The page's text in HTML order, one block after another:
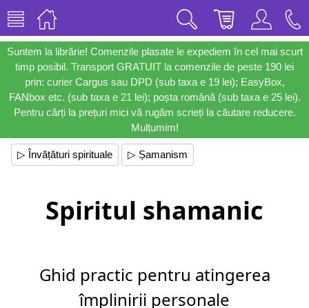
Suntem la librărie! Comenzile plasate le expediem în cel mai scurt
timp posibil. Transport GRATUIT la comenzile de peste 190 lei
prin: curier Cargus sau DPD (sub taxa e 19 lei); EasyBox,
FANbox etc. (sub taxa e 21 lei); poșta română (sub taxa e 25 lei).
Pentru cărți la prețuri mici vă rugăm scrieți la căutare reducere.
Mulțumim!
▷ Învățături spirituale ▷ Șamanism
Spiritul shamanic
Ghid practic pentru atingerea
împlinirii personale